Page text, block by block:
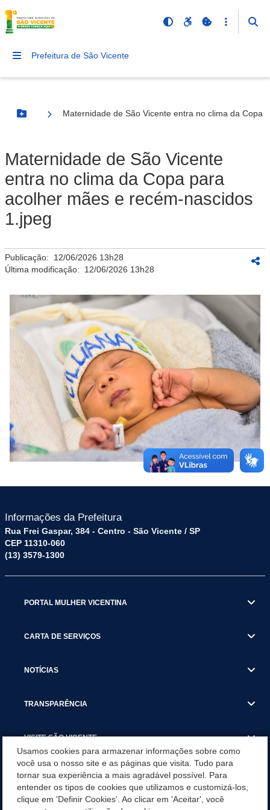
Prefeitura de São Vicente
Botão Menu
Maternidade de São Vicente entra no clima da Copa
Maternidade de São Vicente
entra no clima da Copa para
acolher mães e recém-nascidos
1.jpeg
Publicação: 12/06/2026 13h28
Última modificação: 12/06/2026 13h28
Informações da Prefeitura
Rua Frei Gaspar, 384 - Centro - São Vicente / SP
CEP 11310-060
(13) 3579-1300
PORTAL MULHER VICENTINA
CARTA DE SERVIÇOS
NOTÍCIAS
TRANSPARÊNCIA
VISITE SÃO VICENTE
SÃO VICENTE REFORÇA REDE DE PROTEÇÃO ÀS MULHERES
DURANTE O AGOSTO LILÁS COM AÇÕES DE
Usamos cookies para armazenar informações sobre como
você usa o nosso site e as páginas que visita. Tudo para
tornar sua experiência a mais agradável possível. Para
entender os tipos de cookies que utilizamos e customizá-los,
clique em 'Definir Cookies'. Ao clicar em 'Aceitar', você